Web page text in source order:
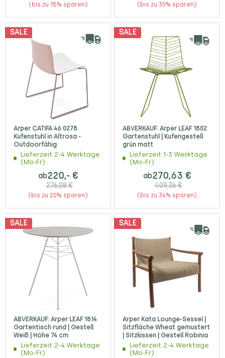
(bis zu 18% sparen) (bis zu 30% sparen)
SALE
Arper CATIFA 46 0278
Kufenstuhl in Altrosa -
Outdoorfähig
Lieferzeit 2-4 Werktage
(Mo-Fr)
ab220,- €
276,08 €
(bis zu 20% sparen)
SALE
ABVERKAUF: Arper LEAF 1802
Gartenstuhl | Kufengestell
grün matt
Lieferzeit 1-3 Werktage
(Mo-Fr)
ab270,63 €
409,36 €
(bis zu 34% sparen)
SALE
ABVERKAUF: Arper LEAF 1814
Gartentisch rund | Gestell
Weiß | Höhe 74 cm
Lieferzeit 2-4 Werktage
(Mo-Fr)
SALE
Arper Kata Lounge-Sessel |
Sitzfläche Wheat gemustert
| Sitzkissen | Gestell Robinia
Lieferzeit 2-4 Werktage
(Mo-Fr)